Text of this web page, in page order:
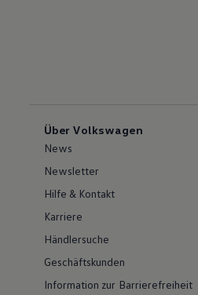
Über Volkswagen
News
Newsletter
Hilfe & Kontakt
Karriere
Händlersuche
Geschäftskunden
Information zur Barrierefreiheit